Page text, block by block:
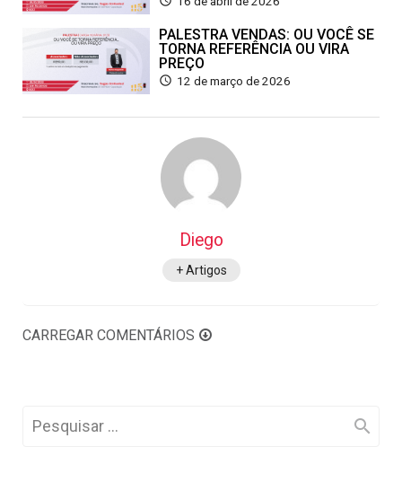
PALESTRA VENDAS: OU VOCÊ SE
TORNA REFERÊNCIA OU VIRA
PREÇO
12 de março de 2026
Diego
+ Artigos
CARREGAR COMENTÁRIOS